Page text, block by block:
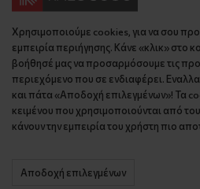
Πολιτική Απορρήτου
Κώδικας Δεοντολογίας
Εταιρικό Προφίλ
KLoop - Loyalty
Become a Brand
Επικοινωνία
Διεύθυνση
Έδρα: Γράμμου 29, 18345
Θεσ/νίκη: Λυσάνδρου 8,
Κρήτη: Θερίσου 52,
Βρείτε μας στον χάρτη
Τηλέφωνο:
Έδρα: 210 775 2048
© 2026 kalousos.gr All
Χρησιμοποιούμε cookies, για να σου
εμπειρία περιήγησης. Κάνε «κλικ» στο
βοήθησέ μας να προσαρμόσουμε τις
περιεχόμενο που σε ενδιαφέρει.
και πάτα «Αποδοχή επιλεγμένων»! Τα
κειμένου που χρησιμοποιούνται από
κάνουν την εμπειρία του χρήστη πιο
Αποδοχή επιλεγμένων